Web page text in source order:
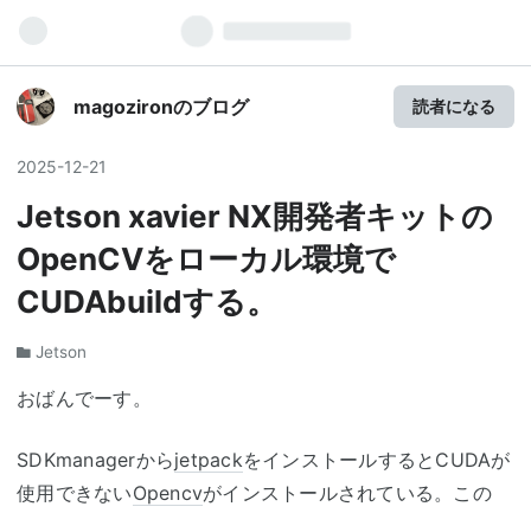
magozironのブログ 読者になる
2025-12-21
Jetson xavier NX開発者キットの
OpenCVをローカル環境で
CUDAbuildする。
Jetson
おばんでーす。
SDKmanagerからjetpackをインストールするとCUDAが
使用できないOpencvがインストールされている。この